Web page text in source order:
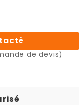
de devis)